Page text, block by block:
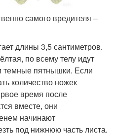
самого вредителя –
длины 3,5 сантиметров.
по всему телу идут
темные пятнышки. Если
количество ножек
время после
вместе, они
начинают
под нижнюю часть листа.